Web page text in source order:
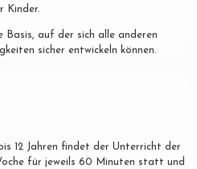
Kinder.
Basis, auf der sich alle anderen
sicher entwickeln können.
12 Jahren findet der Unterricht der
für jeweils 60 Minuten statt und